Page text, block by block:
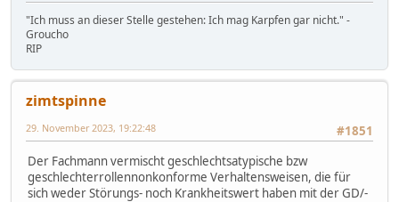
"Ich muss an dieser Stelle gestehen: Ich mag Karpfen gar nicht." -
Groucho
RIP
zimtspinne
#1851
29. November 2023, 19:22:48
Der Fachmann vermischt geschlechtsatypische bzw
geschlechterrollennonkonforme Verhaltensweisen, die für
sich weder Störungs- noch Krankheitswert haben mit der GD/-